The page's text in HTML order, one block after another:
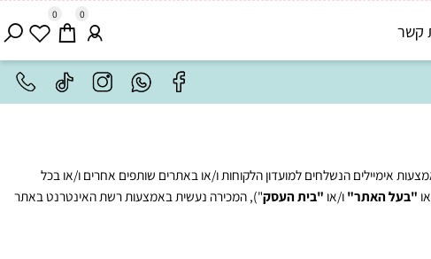
0 0
הנשלחים למועדון הלקוחות ו/או באתרים שותפים אחרים ו/או בכל
האתר"ו/או"בית העסק"), המכירה נעשית באמצעות רשת האינטרנט באתר